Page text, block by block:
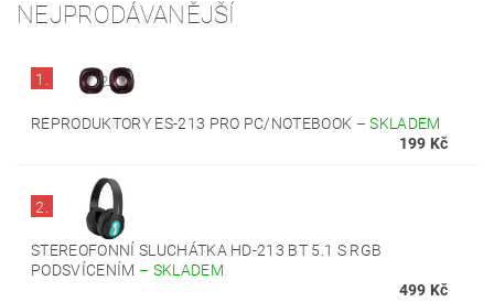
NEJPRODÁVANĚJŠÍ
1.
REPRODUKTORY ES-213 PRO PC/NOTEBOOK –SKLADEM
199 Kč
2.
STEREOFONNÍ SLUCHÁTKA HD-213 BT 5.1 S RGB
PODSVÍCENÍM – SKLADEM
499 Kč